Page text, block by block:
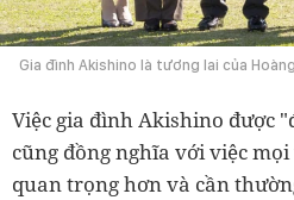
Gia đình Akishino là tương lai của
Việc gia đình Akishino được
cũng đồng nghĩa với việc
quan trọng hơn và cần